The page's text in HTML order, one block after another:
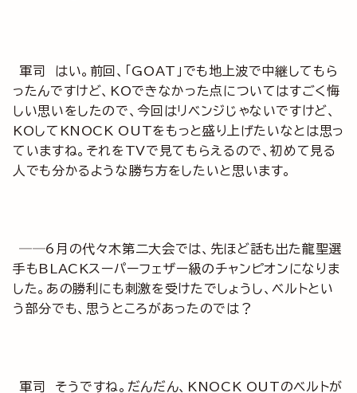
軍司 はい。前回、「GOAT」でも地上波で中継してもら
ったんですけど、KOできなかった点についてはすごく悔
しい思いをしたので、今回はリベンジじゃないですけど、
KOしてKNOCK OUTをもっと盛り上げたいなとは思っ
ていますね。それをTVで見てもらえるので、初めて見る
人でも分かるような勝ち方をしたいと思います。
──6月の代々木第二大会では、先ほど話も出た龍聖選
手もBLACKスーパーフェザー級のチャンピオンになりま
した。あの勝利にも刺激を受けたでしょうし、ベルトとい
う部分でも、思うところがあったのでは？
軍司 そうですね。だんだん、KNOCK OUTのベルトが